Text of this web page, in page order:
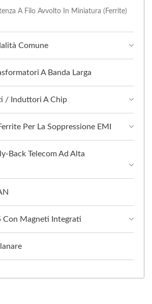
A Filo Avvolto In Miniatura (ferrite)
Comune
A Banda Larga
/ Induttori A Chip
Per La Soppressione EMI
Back Telecom Ad Alta
Con Magneti Integrati